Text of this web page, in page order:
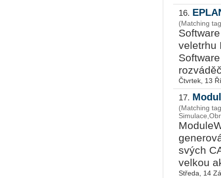
16.
(Matching
veletrhu
Čtvrtek, 13
17.
(Matching
svých
velkou
Středa, 14